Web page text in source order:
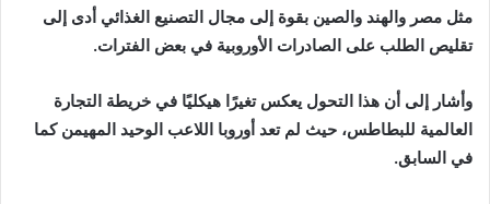
مثل مصر والهند والصين بقوة إلى مجال التصنيع الغذائي أدى إلى
تقليص الطلب على الصادرات الأوروبية في بعض الفترات.
وأشار إلى أن هذا التحول يعكس تغيرًا هيكليًا في خريطة التجارة
العالمية للبطاطس، حيث لم تعد أوروبا اللاعب الوحيد المهيمن كما
في السابق.